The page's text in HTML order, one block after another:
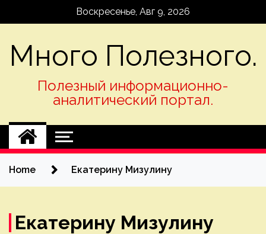
Воскресенье, Авг 9, 2026
Много Полезного.
Полезный информационно-
аналитический портал.
Home Екатерину Мизулину
Екатерину Мизулину